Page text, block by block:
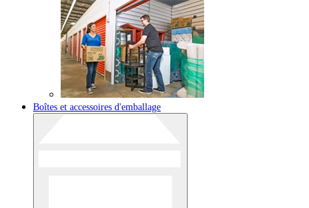
Boîtes et accessoires d'emballage